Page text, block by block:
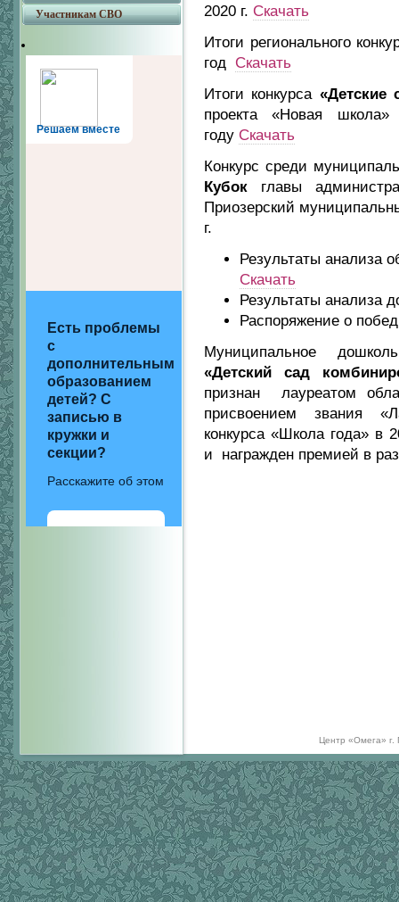
2020 г. Скачать
Итоги регионального
год Скачать
Итоги конкурса «Детские
проекта «Новая
году Скачать
Конкурс среди
Кубок главы
Приозерский
г.
Результаты анализа
Скачать
Результаты анализа
Распоряжение о
Муниципальное
«Детский сад
признан лауреатом
присвоением звания
конкурса «Школа года» в
и награжден премией в
Участникам СВО
Решаем вместе
Есть проблемы
с
дополнительным
образованием
детей? С
записью в
кружки и
секции?
Расскажите об этом
Центр «Омега» г.